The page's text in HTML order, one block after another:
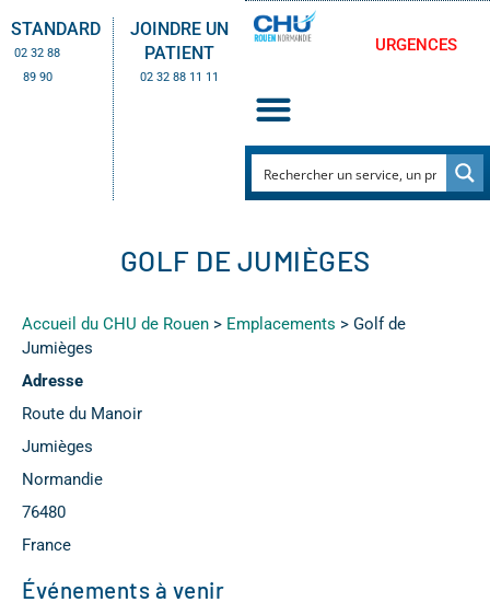
STANDARD
02 32 88
89 90
JOINDRE UN
PATIENT
02 32 88 11 11
URGENCES
GOLF DE JUMIÈGES
Accueil du CHU de Rouen > Emplacements > Golf de
Jumièges
Adresse
Route du Manoir
Jumièges
Normandie
76480
France
Événements à venir